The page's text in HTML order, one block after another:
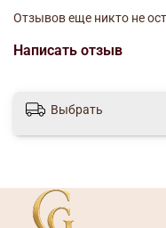
глазурью делает этот
чувства патриотизма и
Высота: 470 мм
Вес: 1914 г
Объем: 2500 мл
Производство:
Отзывов еще никто не
Написать отзыв
Выбрать